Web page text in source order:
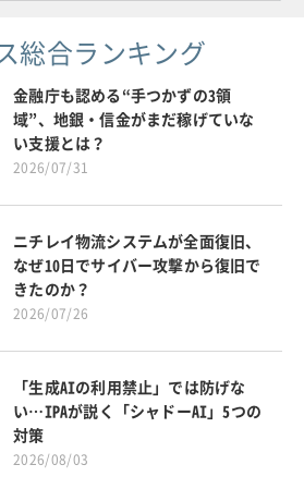
総合ランキング
金融庁も認める“手つかずの3領
域”、地銀・信金がまだ稼げていな
い支援とは？
2026/07/31
ニチレイ物流システムが全面復旧、
なぜ10日でサイバー攻撃から復旧で
きたのか？
2026/07/26
「生成AIの利用禁止」では防げな
い…IPAが説く「シャドーAI」5つの
対策
2026/08/03